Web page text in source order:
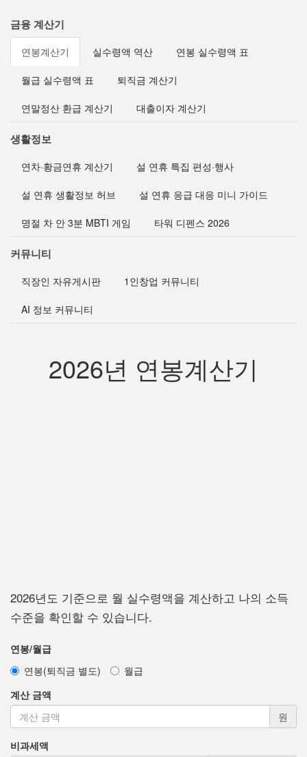
금융 계산기
연봉계산기 실수령액 역산 연봉 실수령액 표
월급 실수령액 표 퇴직금 계산기
연말정산 환급 계산기 대출이자 계산기
생활정보
연차·황금연휴 계산기 설 연휴 특집 편성·행사
설 연휴 생활정보 허브 설 연휴 응급 대응 미니 가이드
명절 차 안 3분 MBTI 게임 타워 디펜스 2026
커뮤니티
직장인 자유게시판 1인창업 커뮤니티
AI 정보 커뮤니티
2026년 연봉계산기
2026년도 기준으로 월 실수령액을 계산하고 나의 소득
수준을 확인할 수 있습니다.
연봉/월급
연봉(퇴직금 별도)
월급
계산 금액
원
비과세액